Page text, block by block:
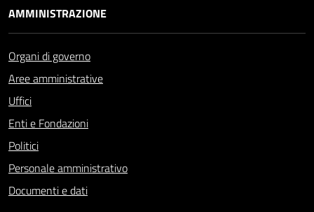
AMMINISTRAZIONE
Organi di governo
Aree amministrative
Uffici
Enti e Fondazioni
Politici
Personale amministrativo
Documenti e dati